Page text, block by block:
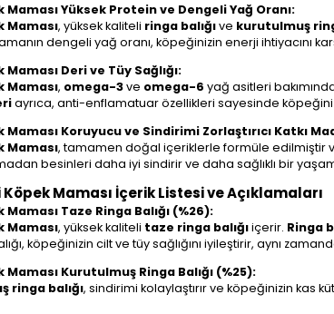
Maması Yüksek Protein ve Dengeli Yağ Oranı:
Maması, yüksek kaliteli ringa balığıve kurutulmuş
dengeli yağ oranı, köpeğinizin enerji ihtiyacını
Deri ve Tüy Sağlığı:
Maması, omega-3ve omega-6 yağ asitleri
ayrıca, anti-enflamatuar özellikleri sayesinde
Maması Koruyucu ve Sindirimi Zorlaştırıcı Katkı
Maması, tamamen doğal içeriklerle formüle edilmiştir
besinleri daha iyi sindirir ve daha sağlıklı bir
Köpek Maması İçerik Listesi ve Açıklamaları
Taze Ringa Balığı (%26):
Maması, yüksek kaliteli taze ringa balığıiçerir. Ringa
köpeğinizin cilt ve tüy sağlığını iyileştirir, aynı
Maması Kurutulmuş Ringa Balığı (%25):
ringa balığı, sindirimi kolaylaştırır ve köpeğinizin kas